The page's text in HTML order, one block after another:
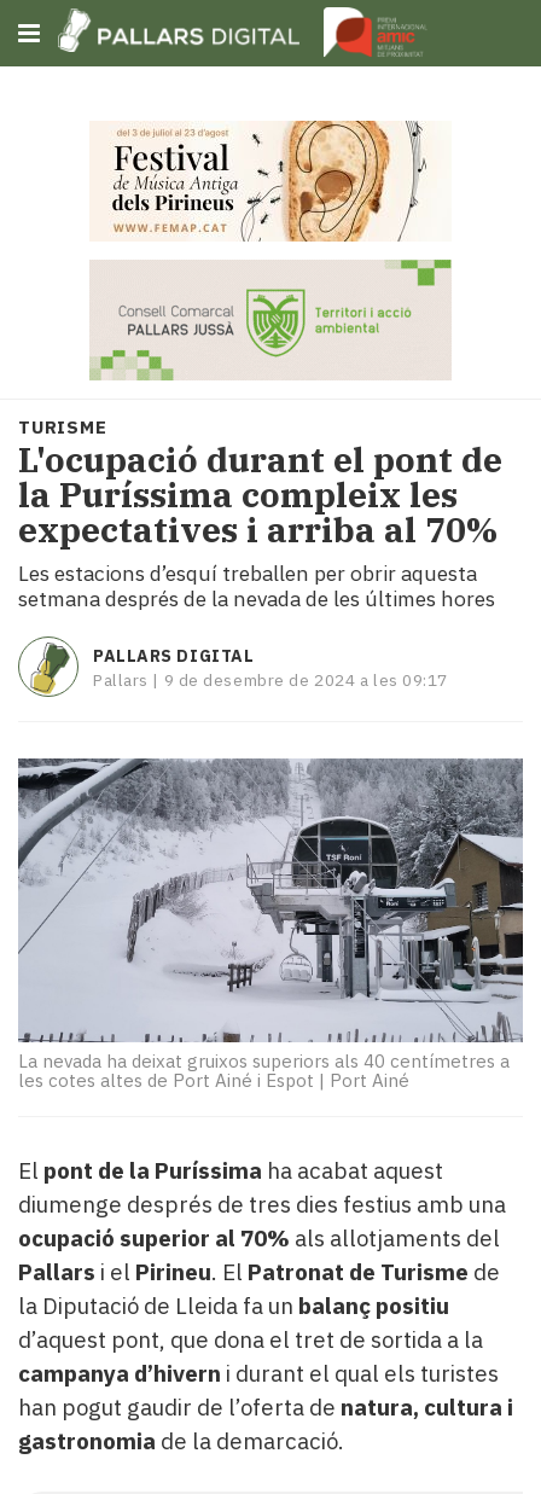
Subscriu-t'hi
Portada
Societat
Política
i
municipis
Economia
turisme
Esports
Mai
tant!
i
mitjans
El
temps
Reportatges
Entrevistes
Enquestes
la
teva!
Subscriptors
del
Pallars
Contingut
patrocinat
Lo
més
llegit...
Editorial
TURISME
L'ocupació durant el pont de
la Puríssima compleix les
expectatives i arriba al 70%
Les estacions d’esquí treballen per obrir aquesta
setmana després de la nevada de les últimes hores
PALLARS DIGITAL
Pallars | 9 de desembre de 2024 a les 09:17
La nevada ha deixat gruixos superiors als 40 centímetres a
les cotes altes de Port Ainé i Espot | Port Ainé
El pont de la Puríssima ha acabat aquest
diumenge després de tres dies festius amb una
ocupació superior al 70% als allotjaments del
Pallars i el Pirineu. El Patronat de Turisme de
la Diputació de Lleida fa un balanç positiu
d’aquest pont, que dona el tret de sortida a la
campanya d’hivern i durant el qual els turistes
han pogut gaudir de l’oferta de natura, cultura i
gastronomia de la demarcació.